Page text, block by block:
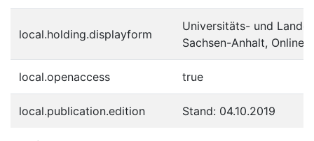
local.holding.displayform
Universitäts- und
Sachsen-Anhalt, Online
local.openaccess true
local.publication.edition Stand: 04.10.2019